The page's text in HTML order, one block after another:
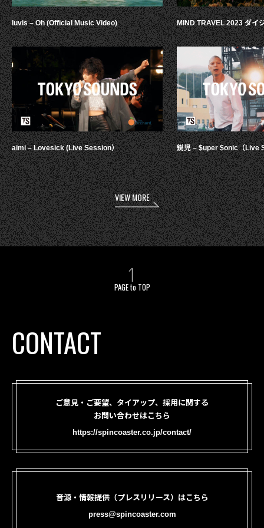
luvis – Oh (Official Music Video)
aimi – Lovesick (Live Session）
MIND TRAVEL 2023 ダイ
鋭児 – $uper $onic（Live
VIEW MORE
PAGE to TOP
CONTACT
ご意見・ご要望、タイアップ、採用に関する
お問い合わせはこちら
https://spincoaster.co.jp/contact/
音源・情報提供（プレスリリース）はこちら
press@spincoaster.com